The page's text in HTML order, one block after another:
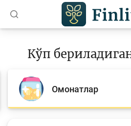
Мақолалар
Ўқув қўлланмалар
Лойиҳалар
Кўп
Омонатлар